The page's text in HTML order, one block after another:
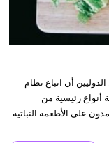
أن اتباع نظام
أنواع رئيسية من
على الأطعمة النباتية